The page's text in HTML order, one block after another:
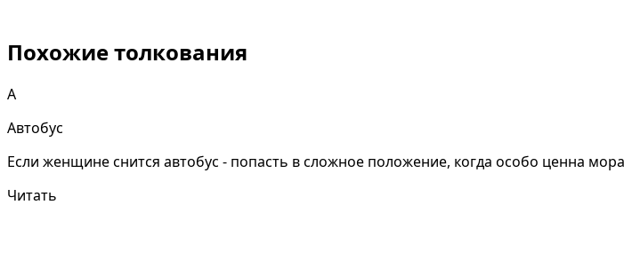
Похожие толкования
А
Автобус
Если женщине снится автобус - попасть в сложное положение, когда особо ценна
Читать